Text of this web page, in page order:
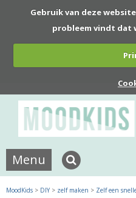
Gebruik van deze
probleem vindt dat
Menu
MoodKids > DIY > zelf maken > Zelf een